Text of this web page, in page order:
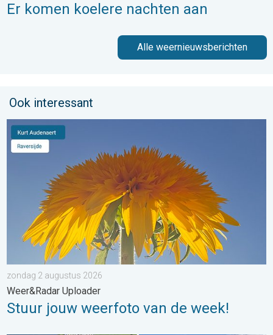
Er komen koelere nachten aan
Alle weernieuwsberichten
Ook interessant
Stuur jouw weerfoto van de week!. Weer&Radar Uploader. . .
zondag 2 augustus 2026
Weer&Radar Uploader
Stuur jouw weerfoto van de week!